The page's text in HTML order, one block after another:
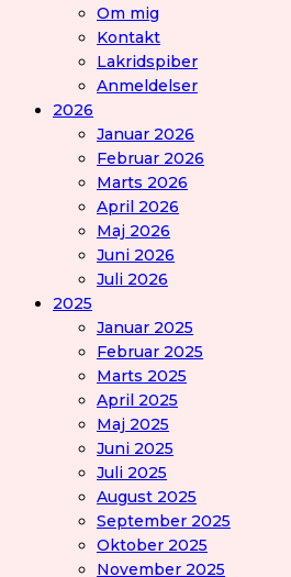
Om mig
Kontakt
Lakridspiber
Anmeldelser
2026
Januar 2026
Februar 2026
Marts 2026
April 2026
Maj 2026
Juni 2026
Juli 2026
2025
Januar 2025
Februar 2025
Marts 2025
April 2025
Maj 2025
Juni 2025
Juli 2025
August 2025
September 2025
Oktober 2025
November 2025